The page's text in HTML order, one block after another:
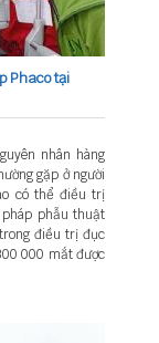
Phaco tại
nhân hàng
gặp ở người
có thể điều trị
phẫu thuật
điều trị đục
000 mắt được